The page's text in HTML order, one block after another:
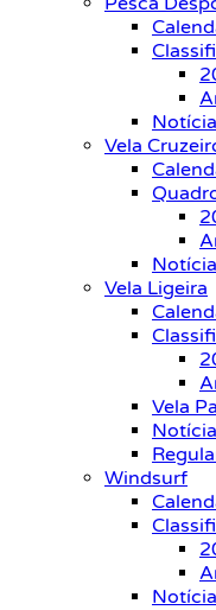
Vela
Vela Ligeira
Vela
Windsurf